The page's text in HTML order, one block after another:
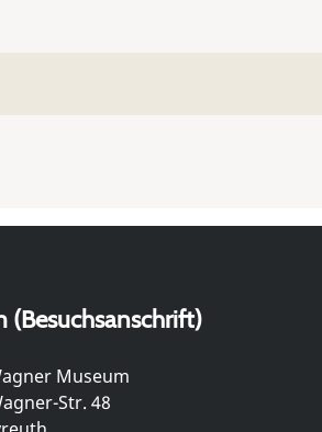
(Besuchsanschrift)
Museum
Str. 48